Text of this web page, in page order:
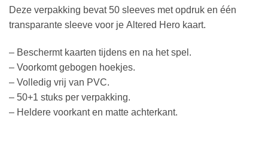
Deze verpakking bevat 50 sleeves met opdruk en één
transparante sleeve voor je Altered Hero kaart.
– Beschermt kaarten tijdens en na het spel.
– Voorkomt gebogen hoekjes.
– Volledig vrij van PVC.
– 50+1 stuks per verpakking.
– Heldere voorkant en matte achterkant.